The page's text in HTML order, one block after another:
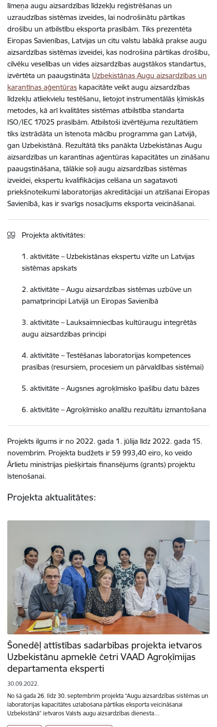
līmeņa augu aizsardzības līdzekļu reģistrēšanas un
uzraudzības sistēmas izveides, lai nodrošinātu pārtikas
drošību un atbilstību eksporta prasībām. Tiks prezentēta
Eiropas Savienības, Latvijas un citu valstu labākā prakse augu
aizsardzības sistēmas izveidei, kas nodrošina pārtikas drošību,
cilvēku veselības un vides aizsardzības augstākos standartus,
izvērtēta un paaugstināta Uzbekistānas Augu aizsardzības un
karantīnas aģentūras kapacitāte veikt augu aizsardzības
līdzekļu atliekvielu testēšanu, lietojot instrumentālās ķīmiskās
metodes, kā arī kvalitātes sistēmas atbilstība standarta
ISO/IEC 17025 prasībām. Atbilstoši izvērtējuma rezultātiem
tiks izstrādāta un īstenota mācību programma gan Latvijā,
gan Uzbekistānā. Rezultātā tiks panākta Uzbekistānas Augu
aizsardzības un karantīnas aģentūras kapacitātes un zināšanu
paaugstināšana, tālākie soļi augu aizsardzības sistēmas
izveidei, ekspertu kvalifikācijas celšana un sagatavoti
priekšnoteikumi laboratorijas akreditācijai un atzīšanai Eiropas
Savienībā, kas ir svarīgs nosacījums eksporta veicināšanai.
Projekta aktivitātes:
1. aktivitāte – Uzbekistānas ekspertu vizīte un Latvijas
sistēmas apskats
2. aktivitāte – Augu aizsardzības sistēmas uzbūve un
pamatprincipi Latvijā un Eiropas Savienībā
3. aktivitāte – Lauksaimniecības kultūraugu integrētās
augu aizsardzības principi
4. aktivitāte – Testēšanas laboratorijas kompetences
prasības (resursiem, procesiem un pārvaldības sistēmai)
5. aktivitāte – Augsnes agroķīmisko īpašību datu bāzes
6. aktivitāte – Agroķīmisko analīžu rezultātu izmantošana
Projekts ilgums ir no 2022. gada 1. jūlija līdz 2022. gada 15.
novembrim. Projekta budžets ir 59 993,40 eiro, ko veido
Ārlietu ministrijas piešķirtais finansējums (grants) projektu
īstenošanai.
Projekta aktualitātes:
Šonedēļ attīstības sadarbības projekta ietvaros
Uzbekistānu apmeklē četri VAAD Agroķīmijas
departamenta eksperti
30.09.2022.
No šā gada 26. līdz 30. septembrim projekta “Augu aizsardzības sistēmas un
laboratorijas kapacitātes uzlabošana pārtikas eksporta veicināšanai
Uzbekistānā” ietvaros Valsts augu aizsardzības dienesta…